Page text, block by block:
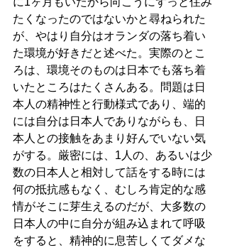
たくなったのではないかと尋ねられた
が、やはり自分はオランダの落ち着い
た環境が好きだと述べた。実際のとこ
ろは、環境そのものは日本でも落ち着
いたところはたくさんある。問題は日
本人の精神性と行動様式であり、端的
には自分は日本人でありながらも、日
本人との接触をあまり好んでいない気
がする。厳密には、1人の、あるいは少
数の日本人と相対して話をする時には
何の抵抗感もなく、むしろ肯定的な感
情がそこに芽生えるのだが、大多数の
日本人の中に自分が組み込まれて呼吸
をすると、精神的に息苦しくてダメな